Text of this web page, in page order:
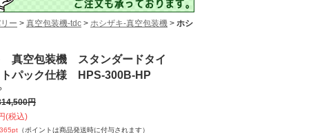
ー > 真空包装機-tdc > ホシザキ-真空包装機 > ホシ
真空包装機 スタンダードタイ
パック仕様 HPS-300B-HP
円
(税込)
pt （ポイントは商品発送時に付与されます）